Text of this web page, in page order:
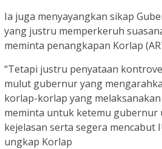
Ia juga menyayangkan sikap
yang justru memperkeruh
meminta penangkapan Korlap
“Tetapi justru penyataan
mulut gubernur yang
korlap-korlap yang
meminta untuk ketemu gubernur
kejelasan serta segera mencabut
ungkap Korlap